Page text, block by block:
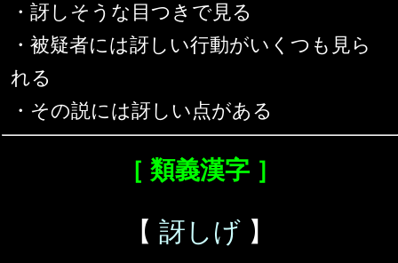
・訝しそうな目つきで見る
・被疑者には訝しい行動がいくつも見ら
れる
・その説には訝しい点がある
［ 類義漢字 ］
【 訝しげ 】